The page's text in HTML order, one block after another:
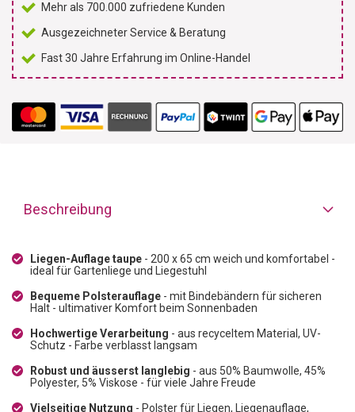
Mehr als 700.000 zufriedene Kunden
Ausgezeichneter Service & Beratung
Fast 30 Jahre Erfahrung im Online-Handel
Beschreibung
Liegen-Auflage taupe - 200 x 65 cm weich und komfortabel -
ideal für Gartenliege und Liegestuhl
Bequeme Polsterauflage - mit Bindebändern für sicheren
Halt - ultimativer Komfort beim Sonnenbaden
Hochwertige Verarbeitung - aus recyceltem Material, UV-
Schutz - Farbe verblasst langsam
Robust und äusserst langlebig - aus 50% Baumwolle, 45%
Polyester, 5% Viskose - für viele Jahre Freude
Vielseitige Nutzung - Polster für Liegen, Liegenauflage,